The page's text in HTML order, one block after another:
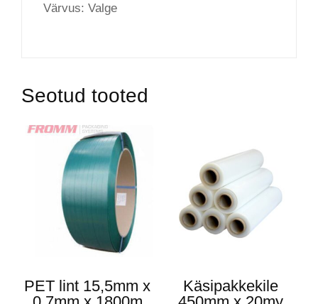
Värvus: Valge
Seotud tooted
PET lint 15,5mm x
Käsipakkekile